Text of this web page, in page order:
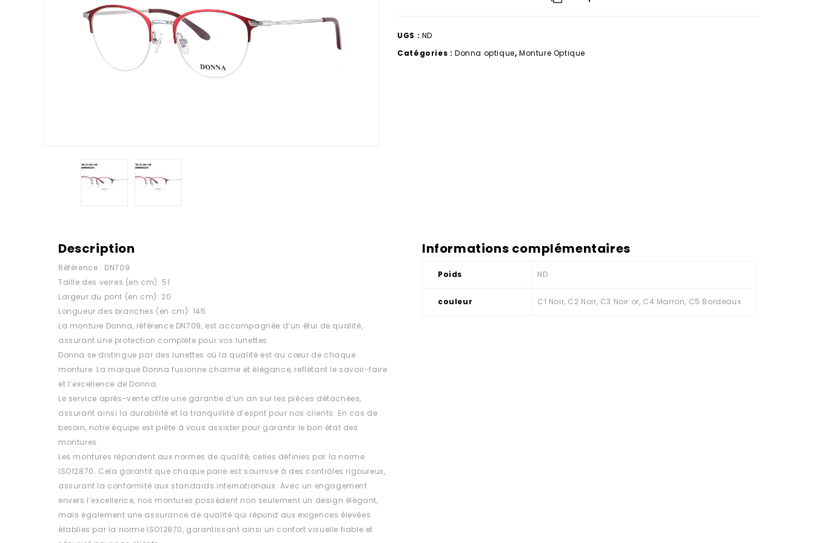
UGS : ND
Catégories : Donna optique,Monture Optique
Description
Référence : DN709
Taille des verres (en cm): 51
Largeur du pont (en cm): 20
Longueur des branches (en cm): 145
La monture Donna, référence DN709, est accompagnée d’un étui de qualité,
assurant une protection complète pour vos lunettes.
Donna se distingue par des lunettes où la qualité est au cœur de chaque
monture. La marque Donna fusionne charme et élégance, reflétant le savoir-faire
et l’excellence de Donna.
Le service après-vente offre une garantie d’un an sur les pièces détachées,
assurant ainsi la durabilité et la tranquillité d’esprit pour nos clients. En cas de
besoin, notre équipe est prête à vous assister pour garantir le bon état des
montures.
Les montures répondent aux normes de qualité, celles définies par la norme
ISO12870. Cela garantit que chaque paire est soumise à des contrôles rigoureux,
assurant la conformité aux standards internationaux. Avec un engagement
envers l’excellence, nos montures possèdent non seulement un design élégant,
mais également une assurance de qualité qui répond aux exigences élevées
établies par la norme ISO12870, garantissant ainsi un confort visuelle fiable et
Informations complémentaires
Poids ND
couleur C1 Noir, C2 Noir, C3 Noir or, C4 Marron, C5 Bordeaux